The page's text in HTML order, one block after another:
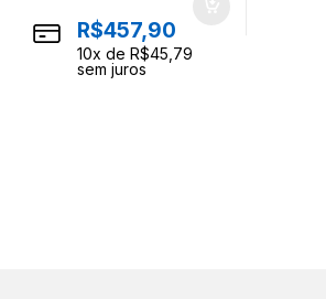
R$457,90
10x de R$45,79
sem juros